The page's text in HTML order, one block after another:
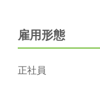
雇用形態
正社員